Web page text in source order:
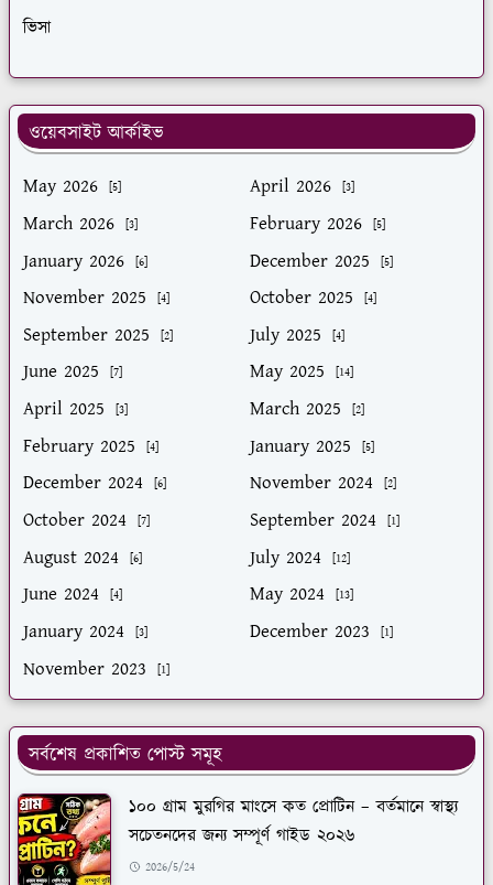
ভিসা
ওয়েবসাইট আর্কাইভ
May 2026
[5] April 2026 [3]
March 2026 [3] February 2026 [5]
January 2026 [6] December 2025 [5]
November 2025 [4] October 2025 [4]
September 2025 [2] July 2025 [4]
June 2025 [7] May 2025 [14]
April 2025 [3] March 2025 [2]
February 2025 [4] January 2025 [5]
December 2024 [6] November 2024 [2]
October 2024 [7] September 2024 [1]
August 2024 [6] July 2024 [12]
June 2024 [4] May 2024 [13]
January 2024 [3] December 2023 [1]
November 2023 [1]
সর্বশেষ প্রকাশিত পোস্ট সমূহ
১০০ গ্রাম মুরগির মাংসে কত প্রোটিন – বর্তমানে স্বাস্থ্য
সচেতনদের জন্য সম্পূর্ণ গাইড ২০২৬
2026/5/24